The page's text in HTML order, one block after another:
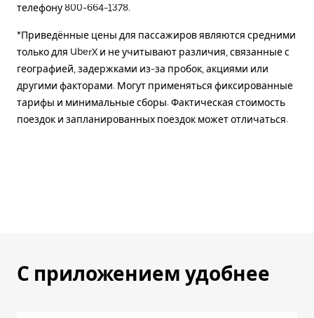
телефону 800-664-1378.
*Приведённые цены для пассажиров являются средними
только для UberX и не учитывают различия, связанные с
географией, задержками из-за пробок, акциями или
другими факторами. Могут применяться фиксированные
тарифы и минимальные сборы. Фактическая стоимость
поездок и запланированных поездок может отличаться.
С приложением удобнее